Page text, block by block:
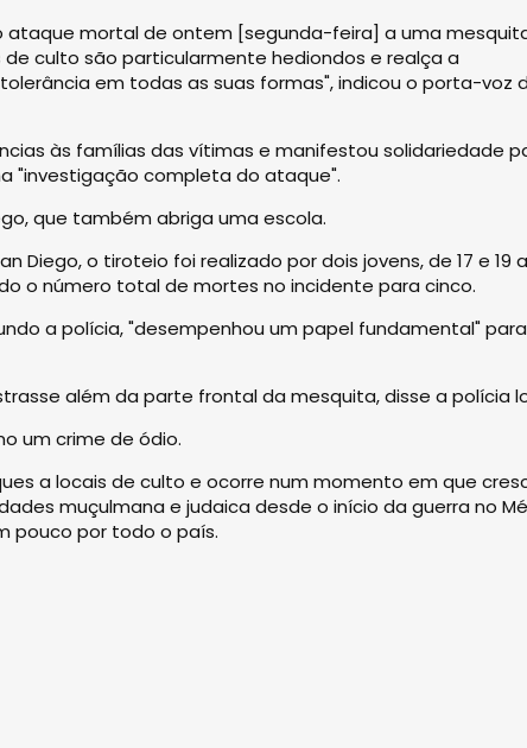
mortal de ontem [segunda-feira] a uma
de culto são particularmente hediondos e realça a
em todas as suas formas", indicou o porta-voz
às famílias das vítimas e manifestou solidariedade
"investigação completa do ataque".
que também abriga uma escola.
Diego, o tiroteio foi realizado por dois jovens, de 17 e 19
o número total de mortes no incidente para cinco.
a polícia, "desempenhou um papel fundamental" para
além da parte frontal da mesquita, disse a polícia
um crime de ódio.
a locais de culto e ocorre num momento em que
muçulmana e judaica desde o início da guerra no
pouco por todo o país.